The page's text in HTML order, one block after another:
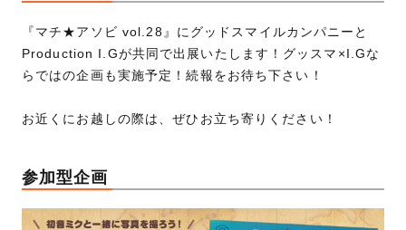
『マチ★アソビ vol.28』にグッドスマイルカンパニーと
Production I.Gが共同で出展いたします！グッスマ×I.Gな
らではの企画も実施予定！続報をお待ち下さい！
お近くにお越しの際は、ぜひお立ち寄りください！
参加型企画